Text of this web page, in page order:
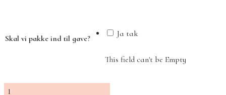
Skal vi pakke ind til gave?
Ja tak
This field can't be Empty
A9